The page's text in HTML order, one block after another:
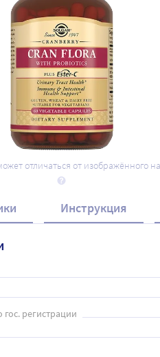
отличаться от изображённого
Инструкция
гос. регистрации